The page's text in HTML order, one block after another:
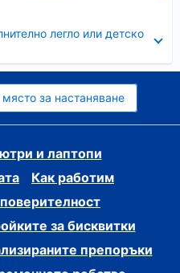
легло или детско
за настаняване
и лаптопи
Как работим
за бисквитки
препоръки